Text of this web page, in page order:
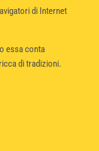
di Internet
essa conta
di tradizioni.